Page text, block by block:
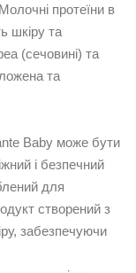
протеїни в
шкіру та
(сечовині) та
та
Baby може бути
і безпечний
для
створений з
забезпечуючи